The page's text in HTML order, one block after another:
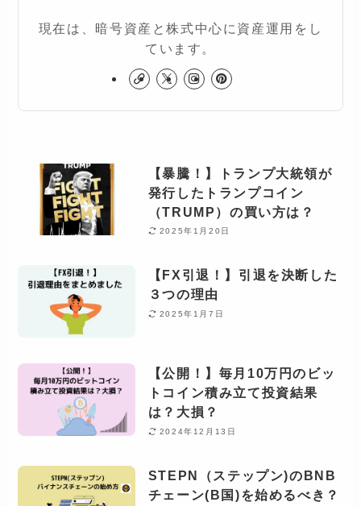
現在は、暗号資産と株式中心に資産運用をし
ています。
【暴騰！】トランプ大統領が
発行したトランプコイン
（TRUMP）の買い方は？
2025年1月20日
【FX引退！】引退を決断した
３つの理由
2025年1月7日
【公開！】毎月10万円のビッ
トコイン積み立て投資結果
は？大損？
2024年12月13日
STEPN（ステップン)のBNB
チェーン(B国)を始めるべき？